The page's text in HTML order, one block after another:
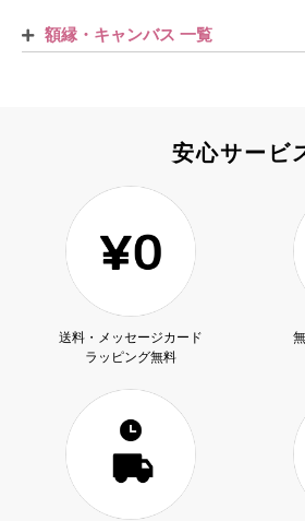
額縁・キャンバス 一覧
安心サービ
送料・メッセージカード
ラッピング無料